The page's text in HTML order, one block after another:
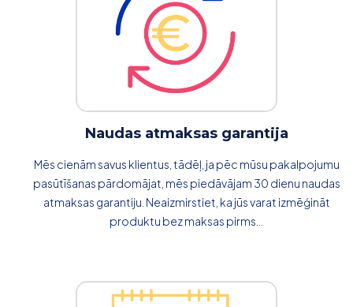
Naudas atmaksas garantija
Mēs cienām savus klientus, tādēļ, ja pēc mūsu pakalpojumu
pasūtīšanas pārdomājat, mēs piedāvājam 30 dienu naudas
atmaksas garantiju. Neaizmirstiet, ka jūs varat izmēģināt
produktu bez maksas pirms...